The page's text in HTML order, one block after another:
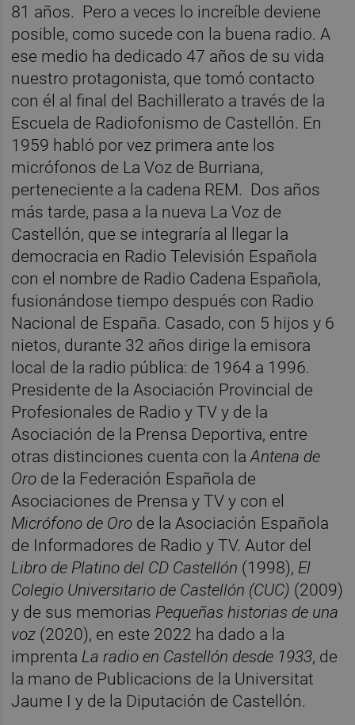
81 años. Pero a veces lo increíble deviene
posible, como sucede con la buena radio. A
ese medio ha dedicado 47 años de su vida
nuestro protagonista, que tomó contacto
con él al final del Bachillerato a través de la
Escuela de Radiofonismo de Castellón. En
1959 habló por vez primera ante los
micrófonos de La Voz de Burriana,
perteneciente a la cadena REM. Dos años
más tarde, pasa a la nueva La Voz de
Castellón, que se integraría al llegar la
democracia en Radio Televisión Española
con el nombre de Radio Cadena Española,
fusionándose tiempo después con Radio
Nacional de España. Casado, con 5 hijos y 6
nietos, durante 32 años dirige la emisora
local de la radio pública: de 1964 a 1996.
Presidente de la Asociación Provincial de
Profesionales de Radio y TV y de la
Asociación de la Prensa Deportiva, entre
otras distinciones cuenta con laAntena de
Oro de la Federación Española de
Asociaciones de Prensa y TV y con el
Micrófono de Oro de la Asociación Española
de Informadores de Radio y TV. Autor del
Libro de Platino del CD Castellón (1998), El
Colegio Universitario de Castellón (CUC) (2009)
y de sus memorias Pequeñas historias de una
voz (2020), en este 2022 ha dado a la
imprenta La radio en Castellón desde 1933, de
la mano de Publicacions de la Universitat
Jaume I y de la Diputación de Castellón.